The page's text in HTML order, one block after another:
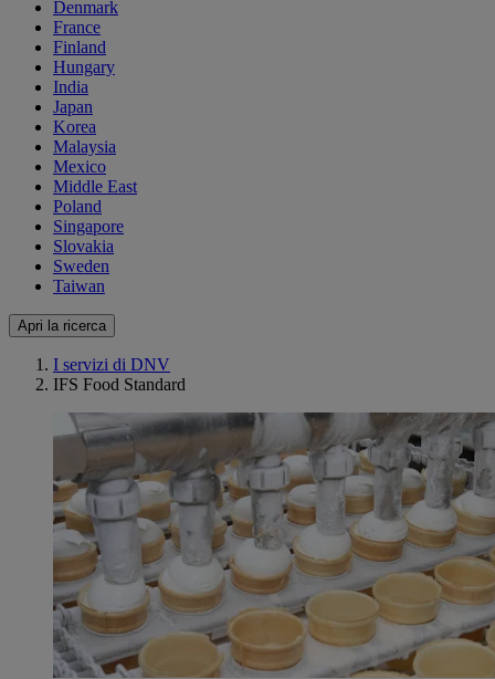
Denmark
France
Finland
Hungary
India
Japan
Korea
Malaysia
Mexico
Middle East
Poland
Singapore
Slovakia
Sweden
Taiwan
Apri la ricerca
I servizi di DNV
IFS Food Standard